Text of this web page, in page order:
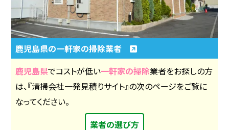
鹿児島県の一軒家の掃除業者
鹿児島県でコストが低い一軒家の掃除業者をお探しの方
は、『清掃会社一発見積りサイト』の次のページをご覧に
なってください。
業者の選び方